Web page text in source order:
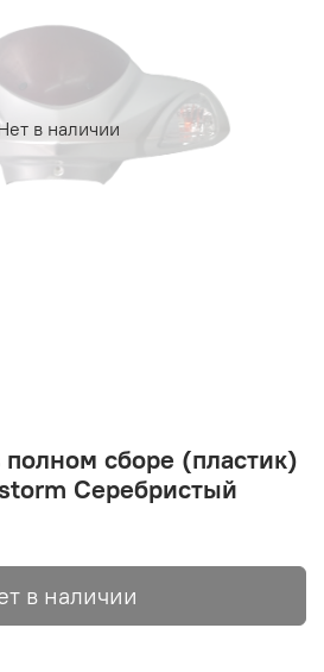
в наличии
сборе (пластик)
Серебристый
в наличии